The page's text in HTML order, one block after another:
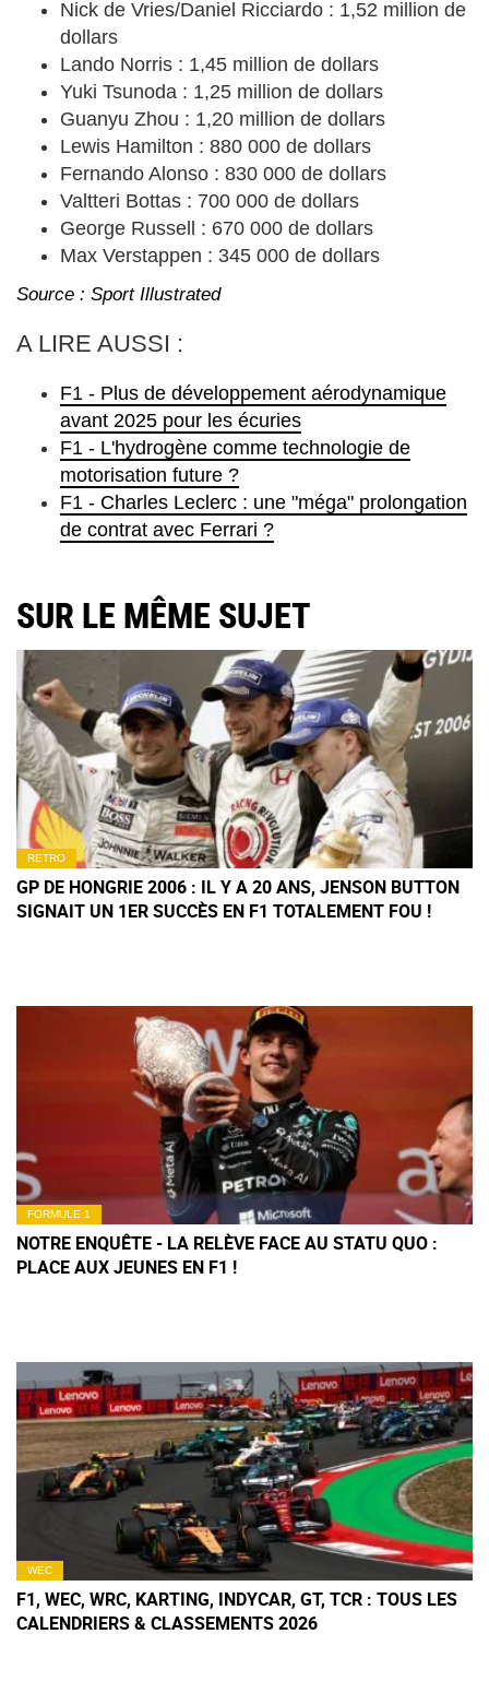
Nick de Vries/Daniel Ricciardo : 1,52 million de
dollars
Lando Norris : 1,45 million de dollars
Yuki Tsunoda : 1,25 million de dollars
Guanyu Zhou : 1,20 million de dollars
Lewis Hamilton : 880 000 de dollars
Fernando Alonso : 830 000 de dollars
Valtteri Bottas : 700 000 de dollars
George Russell : 670 000 de dollars
Max Verstappen : 345 000 de dollars
Source : Sport Illustrated
A LIRE AUSSI :
F1 - Plus de développement aérodynamique
avant 2025 pour les écuries
F1 - L'hydrogène comme technologie de
motorisation future ?
F1 - Charles Leclerc : une "méga" prolongation
de contrat avec Ferrari ?
SUR LE MÊME SUJET
RETRO
GP DE HONGRIE 2006 : IL Y A 20 ANS, JENSON BUTTON
SIGNAIT UN 1ER SUCCÈS EN F1 TOTALEMENT FOU !
FORMULE 1
NOTRE ENQUÊTE - LA RELÈVE FACE AU STATU QUO :
PLACE AUX JEUNES EN F1 !
WEC
F1, WEC, WRC, KARTING, INDYCAR, GT, TCR : TOUS LES
CALENDRIERS & CLASSEMENTS 2026